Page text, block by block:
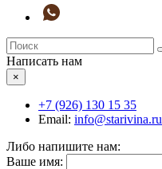
Написать нам
×
+7 (926) 130 15 35
Email: info@starivina.ru
Либо напишите нам:
Ваше имя: